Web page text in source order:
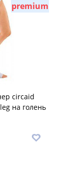
premium
circaid
на голень